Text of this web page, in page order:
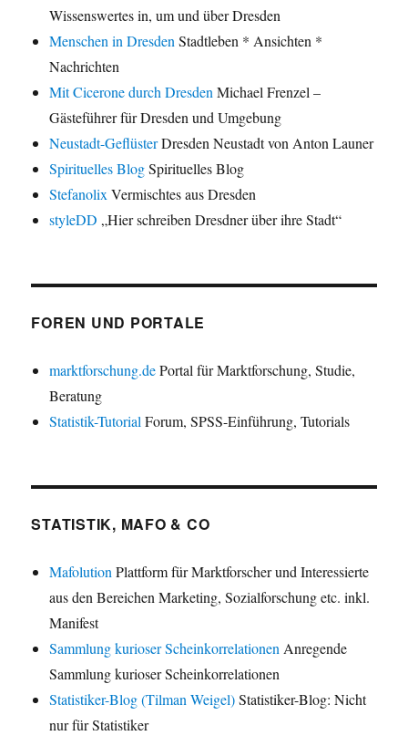
Wissenswertes in, um und über Dresden
Menschen in Dresden Stadtleben * Ansichten *
Nachrichten
Mit Cicerone durch Dresden Michael Frenzel –
Gästeführer für Dresden und Umgebung
Neustadt-GeflüsterDresden Neustadt von Anton Launer
Spirituelles BlogSpirituelles Blog
Stefanolix Vermischtes aus Dresden
styleDD „Hier schreiben Dresdner über ihre Stadt“
FOREN UND PORTALE
marktforschung.dePortal für Marktforschung, Studie,
Beratung
Statistik-Tutorial Forum, SPSS-Einführung, Tutorials
STATISTIK, MAFO & CO
Mafolution Plattform für Marktforscher und Interessierte
aus den Bereichen Marketing, Sozialforschung etc. inkl.
Manifest
Sammlung kurioser Scheinkorrelationen Anregende
Sammlung kurioser Scheinkorrelationen
Statistiker-Blog (Tilman Weigel)Statistiker-Blog: Nicht
nur für Statistiker